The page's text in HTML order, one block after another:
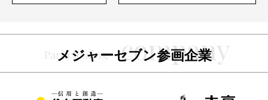
メジャーセブン参画企業